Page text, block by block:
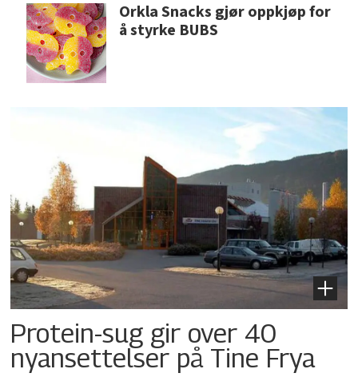
Orkla Snacks gjør oppkjøp for
å styrke BUBS
Protein-sug gir over 40
nyansettelser på Tine Frya